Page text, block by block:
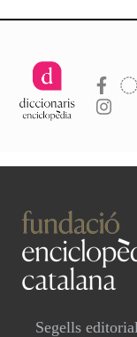
Segells